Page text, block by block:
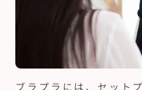
ブラプラには、セット